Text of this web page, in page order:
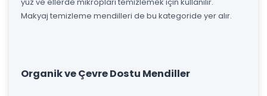
Makyaj temizleme mendilleri de bu kategoride yer alır.
Organik ve Çevre Dostu Mendiller